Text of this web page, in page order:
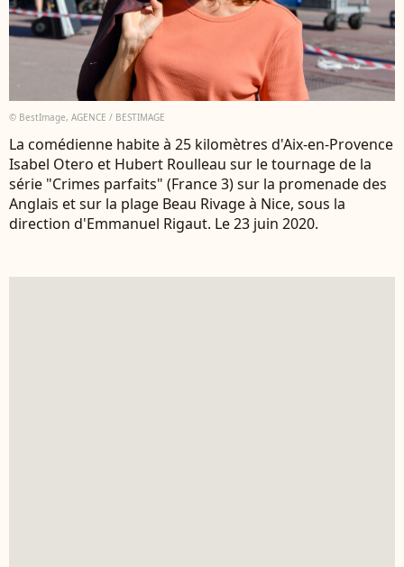
© BestImage, AGENCE / BESTIMAGE
La comédienne habite à 25 kilomètres d'Aix-en-Provence
Isabel Otero et Hubert Roulleau sur le tournage de la
série "Crimes parfaits" (France 3) sur la promenade des
Anglais et sur la plage Beau Rivage à Nice, sous la
direction d'Emmanuel Rigaut. Le 23 juin 2020.